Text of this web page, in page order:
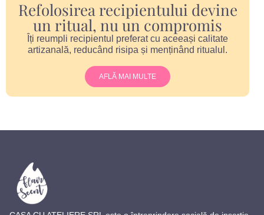
Refolosirea recipientului devine
un ritual, nu un compromis
Îți reumpli recipientul preferat cu aceeași calitate
artizanală, reducând risipa și menținând ritualul.
AFLĂ MAI MULTE